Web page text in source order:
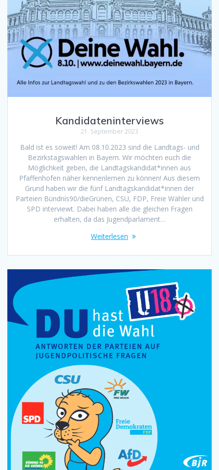
Kandidateninterviews
21. September 2023
Bald ist es soweit! Am 08.10.2023 sind die Landtags- und
Bezirkstagswahlen in Bayern. Wir möchten euch die
Möglichkeit geben, die Landtagskandidat*innen aus
Pfaffenhofen näher kennenlernen zu können! Aus diesem
Grund haben wir die fünf Landtagskandidat*innen der
Parteien Bündnis90/dieGrünen, CSU, FDP, Freie Wähler und
SPD interviewt. Dabei haben alle die gleichen Fragen
erhalten, da das Jugendparlament…
Weiterlesen